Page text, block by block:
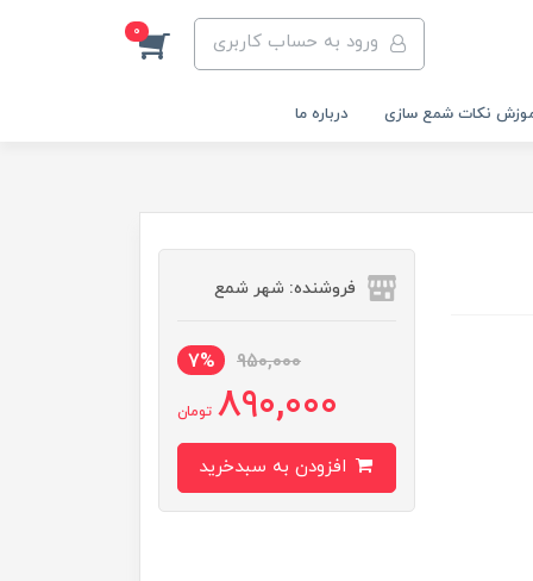
ورود به حساب کاربری 0
نکات شمع سازی درباره ما
فروشنده: شهر شمع
950,000
7%
890,000 تومان